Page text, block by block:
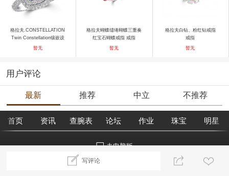
格拉夫.CONSTELLATION
Twin Constellation镶嵌设
计 戒指
暂无
格拉夫蝴蝶缱绻蝴蝶三重奏
红宝石蝴蝶戒指 戒指
暂无
格拉夫白钻、粉红钻戒指
戒指
暂无
用户评论
最新 推荐 中立 不推荐
写评论
首页 资讯 查腕表 论坛 作业 珠宝 明星
去电脑版
©2018腕表之家 m.xbiao.com